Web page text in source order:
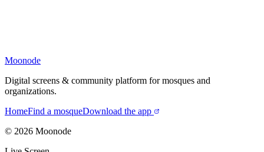
Moonode
Digital screens & community platform for mosques and
organizations.
HomeFind a mosqueDownload the app
© 2026 Moonode